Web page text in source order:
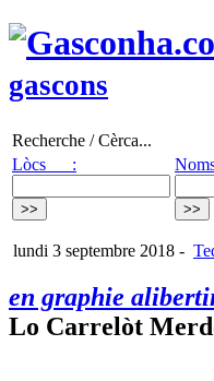
gascons
Recherche / Cèrca...
Lòcs :
lundi 3 septembre 2018 -
en graphie
Lo Carrelòt